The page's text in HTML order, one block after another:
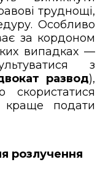
труднощі,
Особливо
за кордоном
випадках —
з
развод),
краще подати
розлучення